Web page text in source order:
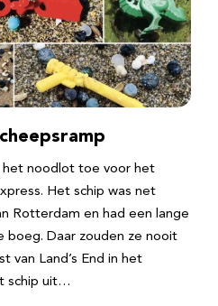
het noodlot toe voor het
Het schip was net
Rotterdam en had een lange
boeg. Daar zouden ze nooit
van Land’s End in het
schip uit…